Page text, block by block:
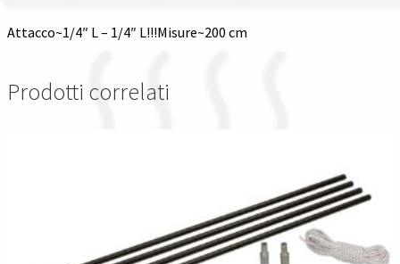
Attacco~1/4″ L – 1/4″ L!!!Misure~200 cm
Prodotti correlati